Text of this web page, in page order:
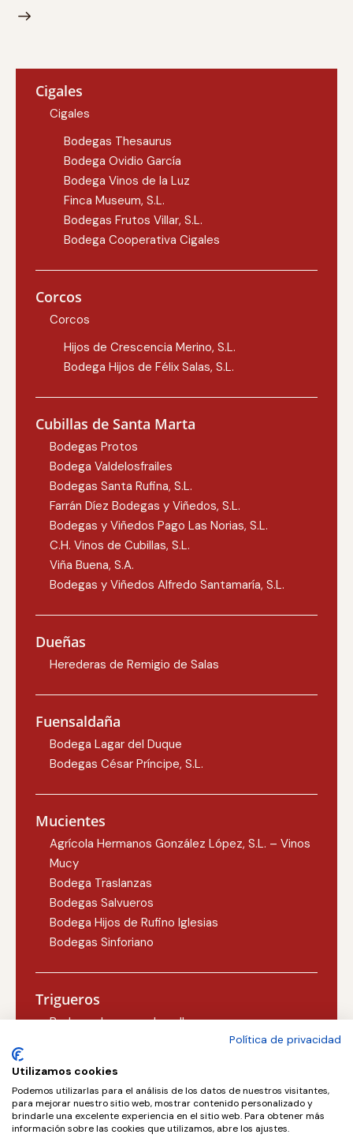
Cigales
Cigales
Bodegas Thesaurus
Bodega Ovidio García
Bodega Vinos de la Luz
Finca Museum, S.L.
Bodegas Frutos Villar, S.L.
Bodega Cooperativa Cigales
Corcos
Corcos
Hijos de Crescencia Merino, S.L.
Bodega Hijos de Félix Salas, S.L.
Cubillas de Santa Marta
Bodegas Protos
Bodega Valdelosfrailes
Bodegas Santa Rufina, S.L.
Farrán Díez Bodegas y Viñedos, S.L.
Bodegas y Viñedos Pago Las Norias, S.L.
C.H. Vinos de Cubillas, S.L.
Viña Buena, S.A.
Bodegas y Viñedos Alfredo Santamaría, S.L.
Dueñas
Herederas de Remigio de Salas
Fuensaldaña
Bodega Lagar del Duque
Bodegas César Príncipe, S.L.
Mucientes
Agrícola Hermanos González López, S.L. – Vinos
Mucy
Bodega Traslanzas
Bodegas Salvueros
Bodega Hijos de Rufino Iglesias
Bodegas Sinforiano
Trigueros
Bodegas Lezcano-Lacalle
Valoria la Buena
Concejo Bodegas, S.L.
Política de privacidad
Utilizamos cookies
Podemos utilizarlas para el análisis de los datos de nuestros visitantes,
para mejorar nuestro sitio web, mostrar contenido personalizado y
brindarle una excelente experiencia en el sitio web. Para obtener más
información sobre las cookies que utilizamos, abre los ajustes.